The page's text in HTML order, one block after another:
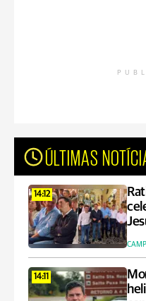
ÚLTIMAS
14:12
14:11